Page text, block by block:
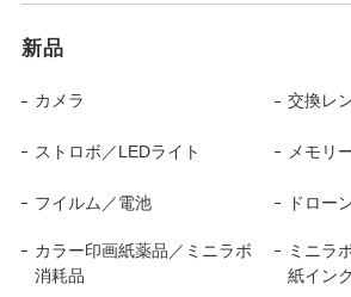
新品
カメラ 交換レ
ストロボ／LEDライト メモリ
フイルム／電池 ドロー
カラー印画紙薬品／ミニラボ
消耗品
ミニラ
紙インク